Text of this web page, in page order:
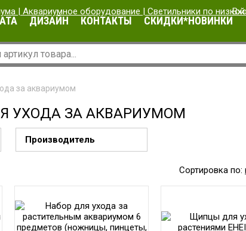
ДИЗАЙН КОНТАКТЫ СКИДКИ*НОВИНКИ
за аквариумом
УХОДА ЗА АКВАРИУМОМ
Производитель
Сортировка по: